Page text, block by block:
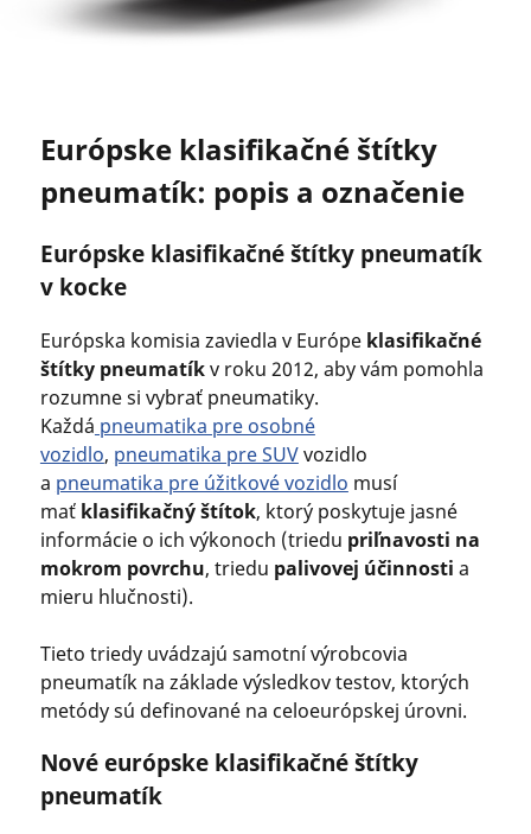
Európske klasifikačné štítky
pneumatík: popis a označenie
Európske klasifikačné štítky pneumatík
v kocke
Európska komisia zaviedla v Európe klasifikačné
štítky pneumatíkv roku 2012, aby vám pomohla
rozumne si vybrať pneumatiky.
Každá pneumatika pre osobné
vozidlo, pneumatika pre SUVvozidlo
a pneumatika pre úžitkové vozidlo musí
mať klasifikačný štítok, ktorý poskytuje jasné
informácie o ich výkonoch (triedu priľnavosti na
mokrom povrchu, triedu palivovej účinnosti a
mieru hlučnosti).
Tieto triedy uvádzajú samotní výrobcovia
pneumatík na základe výsledkov testov, ktorých
metódy sú definované na celoeurópskej úrovni.
Nové európske klasifikačné štítky
pneumatík